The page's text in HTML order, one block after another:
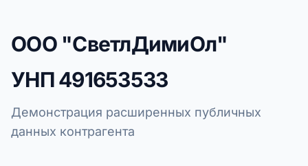
ООО "СветлДимиОл"
УНП491653533
Демонстрация расширенных публичных
данных контрагента